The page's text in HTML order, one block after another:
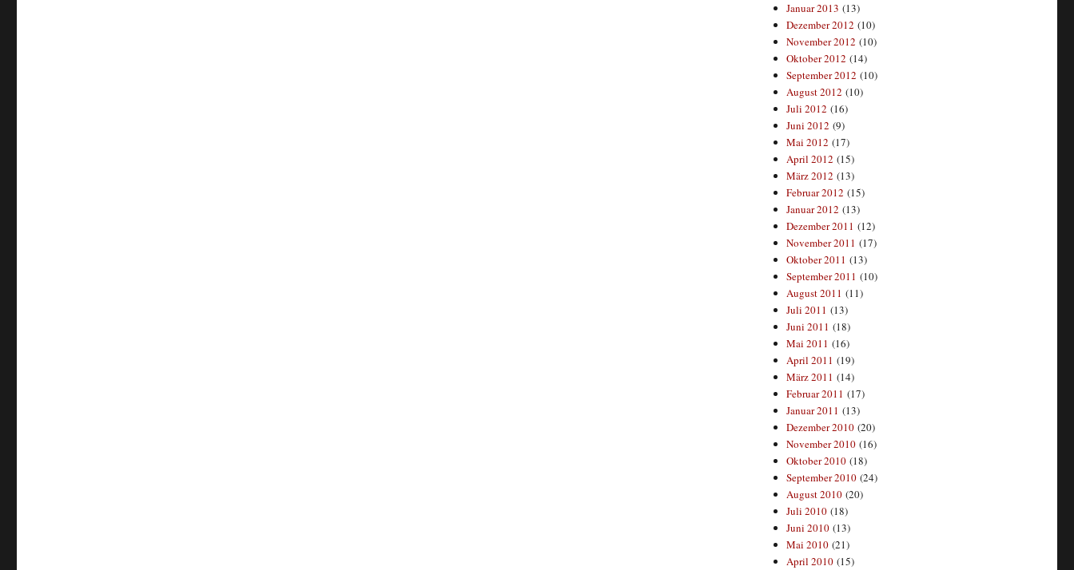
Januar 2013 (13)
Dezember 2012 (10)
November 2012 (10)
Oktober 2012 (14)
September 2012 (10)
August 2012 (10)
Juli 2012 (16)
Juni 2012 (9)
Mai 2012 (17)
April 2012 (15)
März 2012 (13)
Februar 2012 (15)
Januar 2012 (13)
Dezember 2011 (12)
November 2011 (17)
Oktober 2011 (13)
September 2011 (10)
August 2011 (11)
Juli 2011 (13)
Juni 2011 (18)
Mai 2011 (16)
April 2011 (19)
März 2011 (14)
Februar 2011 (17)
Januar 2011 (13)
Dezember 2010 (20)
November 2010 (16)
Oktober 2010 (18)
September 2010 (24)
August 2010 (20)
Juli 2010 (18)
Juni 2010 (13)
Mai 2010 (21)
April 2010 (15)